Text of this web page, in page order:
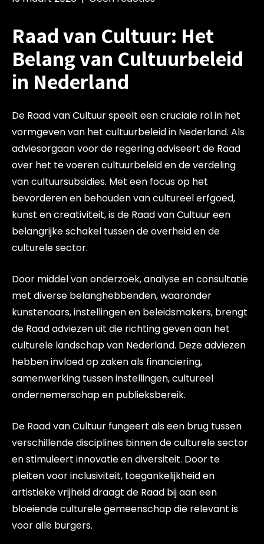
Raad van Cultuur: Het
Belang van Cultuurbeleid
in Nederland
De Raad van Cultuur speelt een cruciale rol in het
vormgeven van het cultuurbeleid in Nederland. Als
adviesorgaan voor de regering adviseert de Raad
over het te voeren cultuurbeleid en de verdeling
van cultuursubsidies. Met een focus op het
bevorderen en behouden van cultureel erfgoed,
kunst en creativiteit, is de Raad van Cultuur een
belangrijke schakel tussen de overheid en de
culturele sector.
Door middel van onderzoek, analyse en consultatie
met diverse belanghebbenden, waaronder
kunstenaars, instellingen en beleidsmakers, brengt
de Raad adviezen uit die richting geven aan het
culturele landschap van Nederland. Deze adviezen
hebben invloed op zaken als financiering,
samenwerking tussen instellingen, cultureel
ondernemerschap en publieksbereik.
De Raad van Cultuur fungeert als een brug tussen
verschillende disciplines binnen de culturele sector
en stimuleert innovatie en diversiteit. Door te
pleiten voor inclusiviteit, toegankelijkheid en
artistieke vrijheid draagt de Raad bij aan een
bloeiende culturele gemeenschap die relevant is
voor alle burgers.